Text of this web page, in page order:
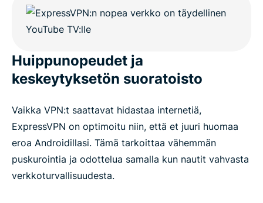
Huippunopeudet ja
keskeytyksetön suoratoisto
Vaikka VPN:t saattavat hidastaa internetiä,
ExpressVPN on optimoitu niin, että et juuri huomaa
eroa Androidillasi. Tämä tarkoittaa vähemmän
puskurointia ja odottelua samalla kun nautit vahvasta
verkkoturvallisuudesta.